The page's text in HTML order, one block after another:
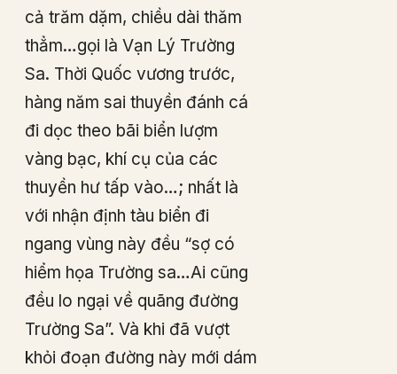
cả trăm dặm, chiều dài thăm
thẳm…gọi là Vạn Lý Trường
Sa. Thời Quốc vương trước,
hàng năm sai thuyền đánh cá
đi dọc theo bãi biển lượm
vàng bạc, khí cụ của các
thuyền hư tấp vào…; nhất là
với nhận định tàu biển đi
ngang vùng này đều “sợ có
hiểm họa Trường sa…Ai cũng
đều lo ngại về quãng đường
Trường Sa”. Và khi đã vượt
khỏi đoạn đường này mới dám